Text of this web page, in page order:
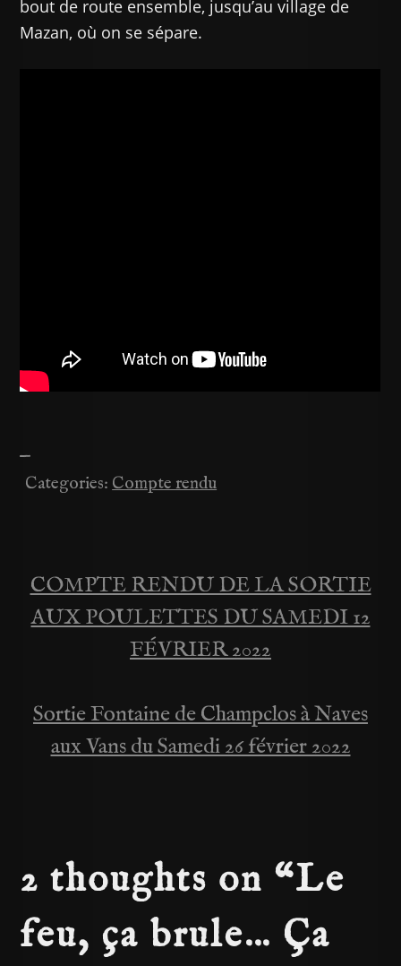
bout de route ensemble, jusqu’au village de
Mazan, où on se sépare.
—
Categories: Compte rendu
Navigation
de
COMPTE RENDU DE LA SORTIE
AUX POULETTES DU SAMEDI 12
FÉVRIER 2022
Sortie Fontaine de Champclos à Naves
aux Vans du Samedi 26 février 2022
2 thoughts on “Le
feu, ça brule… Ça